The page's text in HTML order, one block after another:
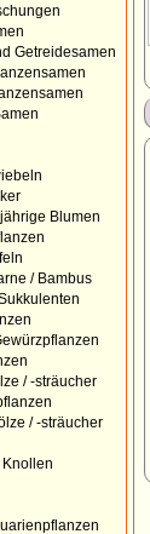
Getreidesamen
Blumen
/ Bambus
/ -sträucher
/ -sträucher
Knollen